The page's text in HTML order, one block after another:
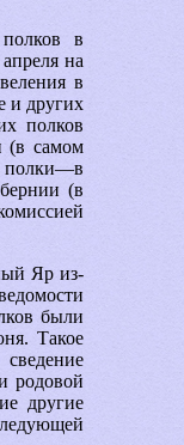
в
на
в
и других
полков
(в самом
(в
Яр из-
были
Такое
родовой
другие